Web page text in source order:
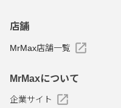
店舗
MrMax店舗一覧
MrMaxについて
企業サイト